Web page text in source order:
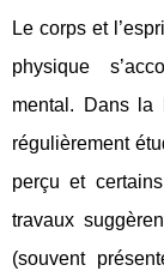
Le corps et
physique
mental. Dans la
régulièrement
perçu et
travaux
(souvent